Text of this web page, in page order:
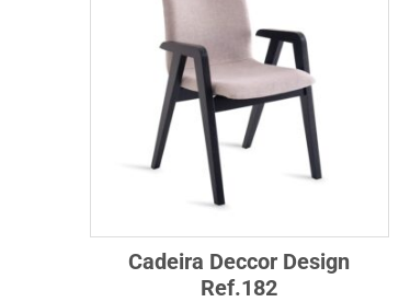
Cadeira Deccor Design
Ref.182